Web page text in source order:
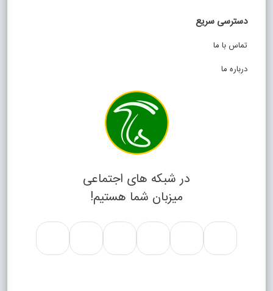
دسترسی سریع
تماس با ما
درباره ما
در شبکه های اجتماعی
میزبان شما هستیم!